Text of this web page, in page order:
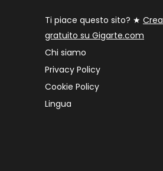
Ti piace questo sito? ★
gratuito su Gigarte.com
Chi siamo
Privacy Policy
Cookie Policy
Lingua